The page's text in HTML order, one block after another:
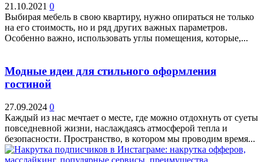
21.10.2021 0
Выбирая мебель в свою квартиру, нужно опираться не только
на его стоимость, но и ряд других важных параметров.
Особенно важно, использовать углы помещения, которые,...
Модные идеи для стильного оформления
гостиной
27.09.2024 0
Каждый из нас мечтает о месте, где можно отдохнуть от суеты
повседневной жизни, наслаждаясь атмосферой тепла и
безопасности. Пространство, в котором мы проводим время...